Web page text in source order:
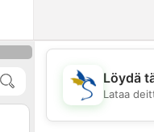
Löydä
Lataa